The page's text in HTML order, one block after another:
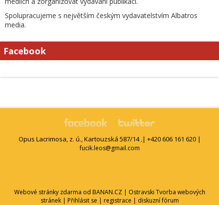
Spolupracujeme s největším českým vydavatelstvím Albatros
media.
Facebook
Opus Lacrimosa, z. ú., Kartouzská 587/14,| +420 606 161 620 |
fucik.leos@gmail.com
Webové stránky zdarma od BANAN.CZ| Ostravski Tvorba webových
stránek | Přihlásit se | registrace | diskuzní fórum